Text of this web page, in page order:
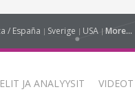
/ España Sverige USA More...
JA ANALYYSIT VIDEOT